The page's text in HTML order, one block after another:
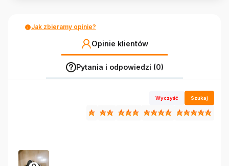
Jak zbieramy opinie?
Opinie klientów
Pytania i odpowiedzi (0)
Wyczyść Szukaj